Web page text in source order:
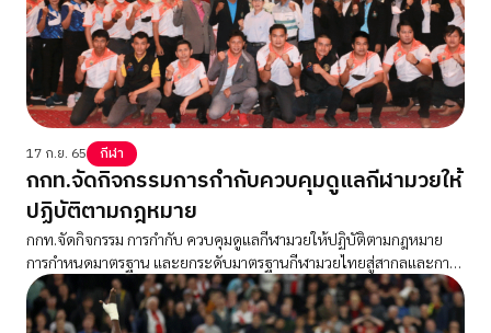
17 ก.ย. 65 กีฬา
กกท.จัดกิจกรรมการกำกับควบคุมดูแลกีฬามวยให้
ปฏิบัติตามกฎหมาย
กกท.จัดกิจกรรม การกำกับ ควบคุมดูแลกีฬามวยให้ปฏิบัติตามกฎหมาย
การกำหนดมาตรฐาน และยกระดับมาตรฐานกีฬามวยไทยสู่สากลและการ
ส่งเสริมกิจกรรมการกีฬามวย (คาราวานกีฬามวย) จ.กาฬสินธุ์